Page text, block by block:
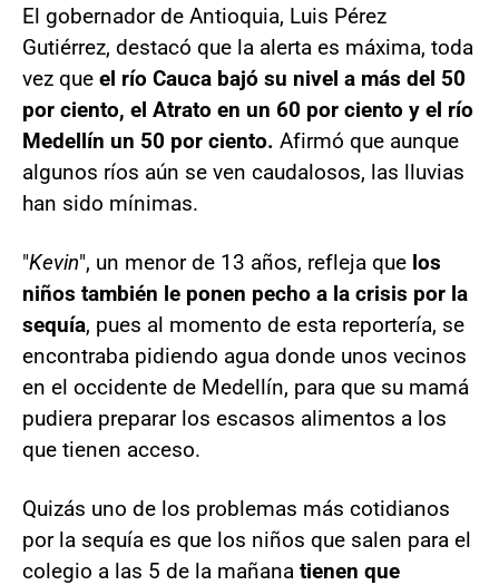
El gobernador de Antioquia, Luis Pérez
Gutiérrez, destacó que la alerta es máxima, toda
vez que el río Cauca bajó su nivel a más del 50
por ciento, el Atrato en un 60 por ciento y el río
Medellín un 50 por ciento. Afirmó que aunque
algunos ríos aún se ven caudalosos, las lluvias
han sido mínimas.
"Kevin", un menor de 13 años, refleja que los
niños también le ponen pecho a la crisis por la
sequía, pues al momento de esta reportería, se
encontraba pidiendo agua donde unos vecinos
en el occidente de Medellín, para que su mamá
pudiera preparar los escasos alimentos a los
que tienen acceso.
Quizás uno de los problemas más cotidianos
por la sequía es que los niños que salen para el
colegio a las 5 de la mañana tienen que